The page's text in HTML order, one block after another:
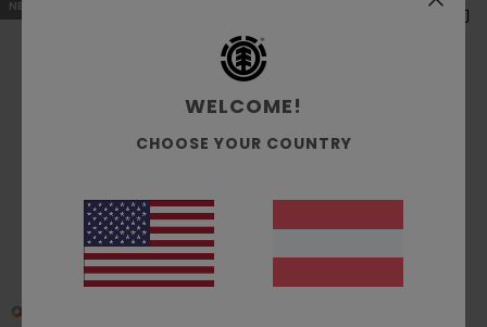
NEUHEITEN
WELCOME!
CHOOSE YOUR COUNTRY